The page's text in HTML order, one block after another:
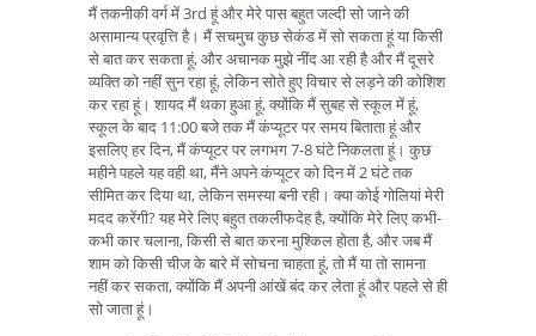
मैं तकनीकी वर्ग में 3rd हूं और मेरे पास बहुत जल्दी सो जाने की
असामान्य प्रवृत्ति है। मैं सचमुच कुछ सेकंड में सो सकता हूं या किसी
से बात कर सकता हूं, और अचानक मुझे नींद आ रही है और मैं दूसरे
व्यक्ति को नहीं सुन रहा हूं, लेकिन सोते हुए विचार से लड़ने की कोशिश
कर रहा हूं। शायद मैं थका हुआ हूं, क्योंकि मैं सुबह से स्कूल में हूं,
स्कूल के बाद 11:00 बजे तक मैं कंप्यूटर पर समय बिताता हूं और
इसलिए हर दिन, मैं कंप्यूटर पर लगभग 7-8 घंटे निकलता हूं। कुछ
महीने पहले यह वही था, मैंने अपने कंप्यूटर को दिन में 2 घंटे तक
सीमित कर दिया था, लेकिन समस्या बनी रही। क्या कोई गोलियां मेरी
मदद करेंगी? यह मेरे लिए बहुत तकलीफदेह है, क्योंकि मेरे लिए कभी-
कभी कार चलाना, किसी से बात करना मुश्किल होता है, और जब मैं
शाम को किसी चीज के बारे में सोचना चाहता हूं, तो मैं या तो सामना
नहीं कर सकता, क्योंकि मैं अपनी आंखें बंद कर लेता हूं और पहले से ही
सो जाता हूं।